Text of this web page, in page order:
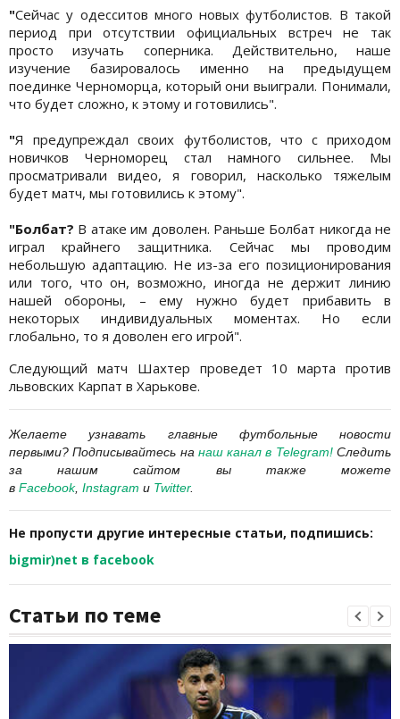
"Сейчас у одесситов много новых футболистов. В такой
период при отсутствии официальных встреч не так
просто изучать соперника. Действительно, наше
изучение базировалось именно на предыдущем
поединке Черноморца, который они выиграли. Понимали,
что будет сложно, к этому и готовились".
"Я предупреждал своих футболистов, что с приходом
новичков Черноморец стал намного сильнее. Мы
просматривали видео, я говорил, насколько тяжелым
будет матч, мы готовились к этому".
"Болбат? В атаке им доволен. Раньше Болбат никогда не
играл крайнего защитника. Сейчас мы проводим
небольшую адаптацию. Не из-за его позиционирования
или того, что он, возможно, иногда не держит линию
нашей обороны, – ему нужно будет прибавить в
некоторых индивидуальных моментах. Но если
глобально, то я доволен его игрой".
Следующий матч Шахтер проведет 10 марта против
львовских Карпат в Харькове.
Желаете узнавать
главные футбольные новости
первыми? Подписывайтесь на наш канал в Telegram!Следить
за нашим сайтом вы также можете
в Facebook, Instagram и Twitter.
Не пропусти другие интересные статьи, подпишись:
bigmir)net в facebook
Статьи по теме